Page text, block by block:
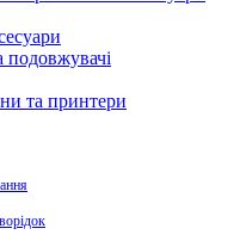
подовжувачі
та принтери